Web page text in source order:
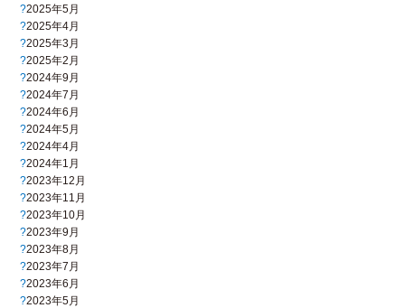
2025年5月
2025年4月
2025年3月
2025年2月
2024年9月
2024年7月
2024年6月
2024年5月
2024年4月
2024年1月
2023年12月
2023年11月
2023年10月
2023年9月
2023年8月
2023年7月
2023年6月
2023年5月